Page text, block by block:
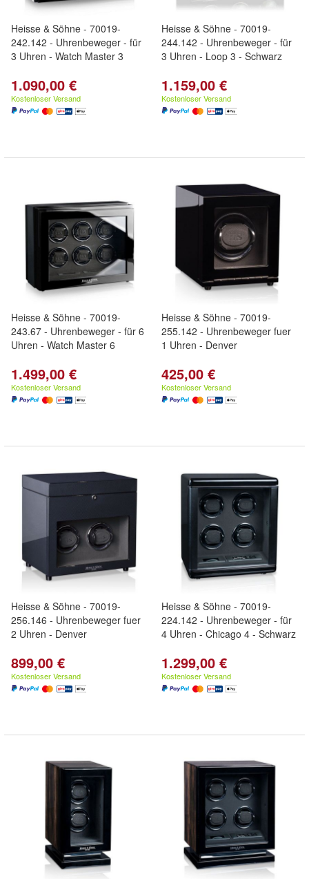
Heisse & Söhne - 70019-
242.142 - Uhrenbeweger - für
3 Uhren - Watch Master 3
1.090,00 €
Kostenloser Versand
Heisse & Söhne - 70019-
244.142 - Uhrenbeweger - für
3 Uhren - Loop 3 - Schwarz
1.159,00 €
Kostenloser Versand
Heisse & Söhne - 70019-
243.67 - Uhrenbeweger - für 6
Uhren - Watch Master 6
1.499,00 €
Kostenloser Versand
Heisse & Söhne - 70019-
255.142 - Uhrenbeweger fuer
1 Uhren - Denver
425,00 €
Kostenloser Versand
Heisse & Söhne - 70019-
256.146 - Uhrenbeweger fuer
2 Uhren - Denver
899,00 €
Kostenloser Versand
Heisse & Söhne - 70019-
224.142 - Uhrenbeweger - für
4 Uhren - Chicago 4 - Schwarz
1.299,00 €
Kostenloser Versand